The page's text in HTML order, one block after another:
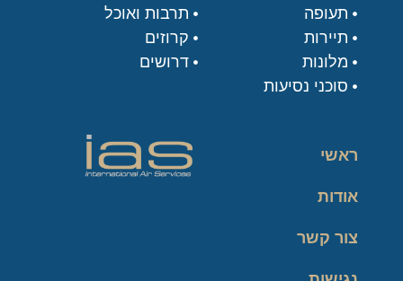
תעופה
תיירות
מלונות
סוכני נסיעות
תרבות ואוכל
קרוזים
דרושים
ראשי
אודות
צור קשר